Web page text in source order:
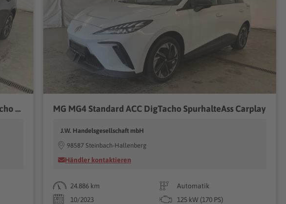
MG MG4 Maximal Luxury 64KWH ACC 360 DigTacho Wärmep MG MG4 Standard ACC DigTacho SpurhalteAss Carplay
J.W. Handelsgesellschaft mbH
98587 Steinbach-Hallenberg
Händler kontaktieren
24.886 km
Automatik
10/2023
125 kW (170 PS)